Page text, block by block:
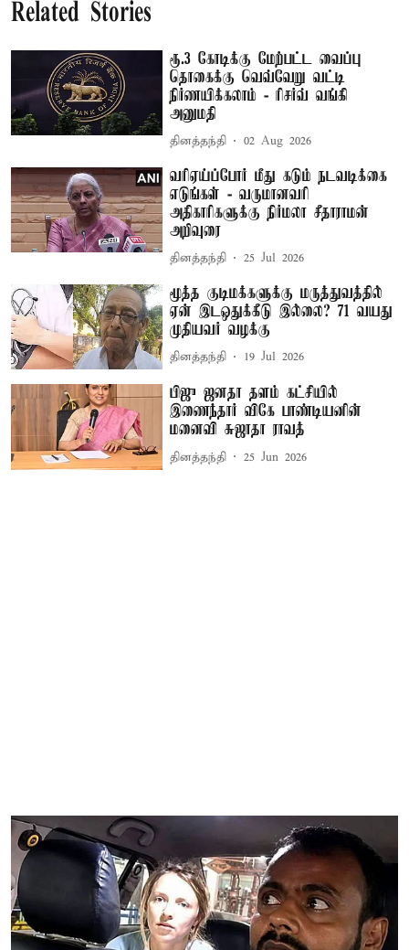
Related Stories
ரூ.3 கோடிக்கு மேற்பட்ட வைப்பு
தொகைக்கு வெவ்வேறு வட்டி
நிர்ணயிக்கலாம் - ரிசர்வ் வங்கி
அனுமதி
தினத்தந்தி 02 Aug 2026
வரிஏய்ப்போர் மீது கடும் நடவடிக்கை
எடுங்கள் - வருமானவரி
அதிகாரிகளுக்கு நிர்மலா சீதாராமன்
அறிவுரை
தினத்தந்தி 25 Jul 2026
மூத்த குடிமக்களுக்கு மருத்துவத்தில்
ஏன் இடஒதுக்கீடு இல்லை? 71 வயது
முதியவர் வழக்கு
தினத்தந்தி 19 Jul 2026
பிஜு ஜனதா தளம் கட்சியில்
இணைந்தார் விகே பாண்டியனின்
மனைவி சுஜாதா ராவத்
தினத்தந்தி 25 Jun 2026